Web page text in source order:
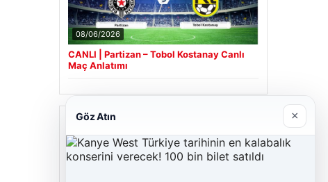
08/06/2026
CANLI | Partizan – Tobol Kostanay Canlı
Maç Anlatımı
Son Eklenen Firmalar
Cengiz Sigorta
Göz Atın ×